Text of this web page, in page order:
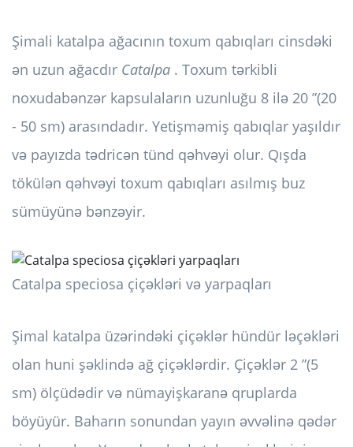
Şimali katalpa ağacının toxum qabıqları cinsdəki
ən uzun ağacdır Catalpa . Toxum tərkibli
noxudabənzər kapsulaların uzunluğu 8 ilə 20 ”(20
- 50 sm) arasındadır. Yetişməmiş qabıqlar yaşıldır
və payızda tədricən tünd qəhvəyi olur. Qışda
tökülən qəhvəyi toxum qabıqları asılmış buz
sümüyünə bənzəyir.
Catalpa speciosa çiçəkləri və yarpaqları
Şimal katalpa üzərindəki çiçəklər hündür ləçəkləri
olan huni şəklində ağ çiçəklərdir. Çiçəklər 2 ”(5
sm) ölçüdədir və nümayişkaranə qruplarda
böyüyür. Baharın sonundan yayın əvvəlinə qədər